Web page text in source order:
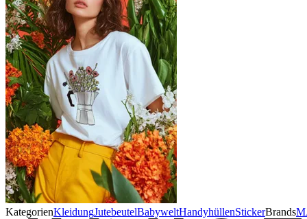
KategorienKleidungJutebeutelBabyweltHandyhüllenStickerBrands